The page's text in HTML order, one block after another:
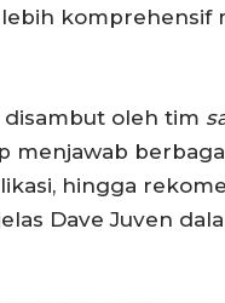
komprehensif
oleh tim
menjawab
hingga
Dave Juven